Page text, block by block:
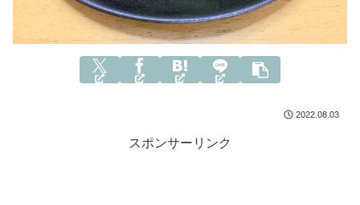
2022.08.03
スポンサーリンク